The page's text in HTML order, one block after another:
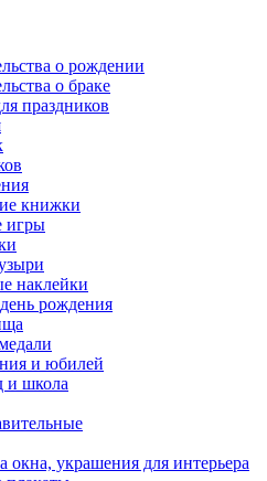
о рождении
о браке
праздников
книжки
игры
наклейки
рождения
и юбилей
и школа
окна, украшения для интерьера